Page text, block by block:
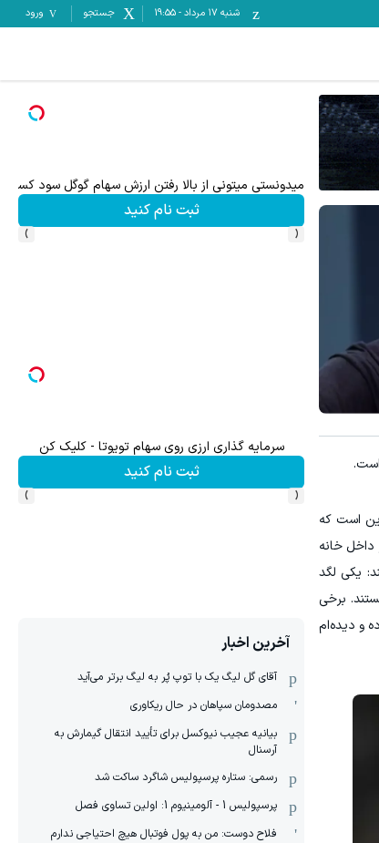
شنبه ۱۷ مرداد -
19:55 جستجو ورود
است.
است که
از داخل خانه
یکی لگد
برخی
مسائل را تحمل کرده‌ و دیده‌ام
میدونستی میتونی از بالا رفتن ارزش سهام گوگل سود کسب
ثبت نام کنید
‹
›
سرمایه گذاری ارزی روی سهام تویوتا - کلیک کن
ثبت نام کنید
‹
›
آخرین اخبار
آقای گل لیگ یک با توپ پُر به لیگ برتر می‌آید
مصدومان سپاهان در حال ریکاوری
بیانیه عجیب نیوکسل برای تأیید انتقال گیمارش به
آرسنال
رسمی: ستاره پرسپولیس شاگرد ساکت شد
پرسپولیس 1 - آلومینیوم 1: اولین تساوی فصل
فلاح دوست: من به پول فوتبال هیچ احتیاجی ندارم